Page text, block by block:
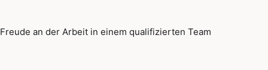
Freude an der Arbeit in einem qualifizierten Team